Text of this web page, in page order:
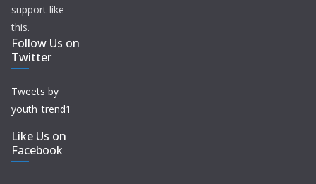
support like
this.
Follow Us on
Twitter
Tweets by
youth_trend1
Like Us on
Facebook